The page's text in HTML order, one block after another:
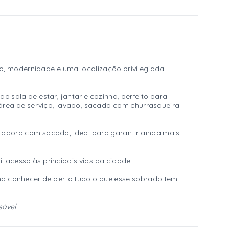
modernidade e uma localização privilegiada
sala de estar, jantar e cozinha, perfeito para
de serviço, lavabo, sacada com churrasqueira
com sacada, ideal para garantir ainda mais
às principais vias da cidade.
conhecer de perto tudo o que esse sobrado tem